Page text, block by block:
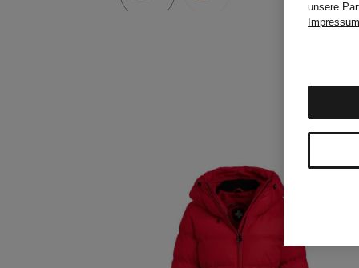
unsere
Impressum